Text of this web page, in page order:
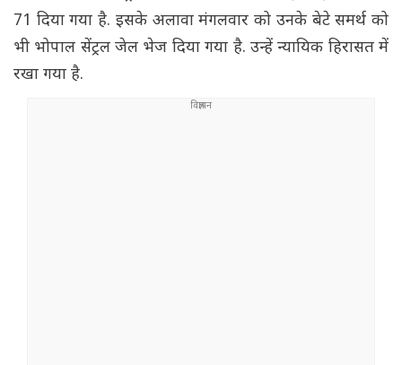
71 दिया गया है. इसके अलावा मंगलवार को उनके बेटे समर्थ को
भी भोपाल सेंट्रल जेल भेज दिया गया है. उन्हें न्यायिक हिरासत में
रखा गया है.